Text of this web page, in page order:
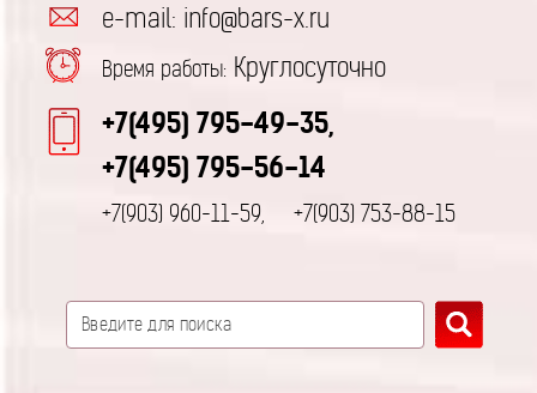
e-mail: info@bars-x.ru
Время работы: Круглосуточно
+7(495) 795-49-35,
+7(495) 795-56-14
+7(903) 960-11-59, +7(903) 753-88-15